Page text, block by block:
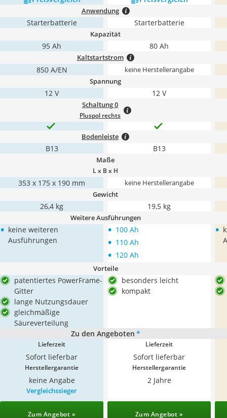
Anwendung
Starterbatterie Starterbatterie
Kapazität
95 Ah 80 Ah
Kaltstartstrom
850 A/EN keine Herstellerangabe
Spannung
12 V 12 V
Schaltung 0
Pluspol rechts
Bodenleiste
B13 B13
Maße
L x B x H
353 x 175 x 190 mm keine Herstellerangabe
Gewicht
26,4 kg 19,5 kg
Weitere Ausführungen
• keine weiteren
Ausführungen
• 100 Ah
• 110 Ah
• 120 Ah
•
Vorteile
patentiertes PowerFrame-
Gitter
lange Nutzungsdauer
gleichmäßige
Säureverteilung
besonders leicht
kompakt
Zu den Angeboten *
Lieferzeit
Sofort lieferbar
Lieferzeit
Sofort lieferbar
Herstellergarantie
keine Angabe
Herstellergarantie
2 Jahre
Vergleichssieger
Zum Angebot » Zum Angebot »